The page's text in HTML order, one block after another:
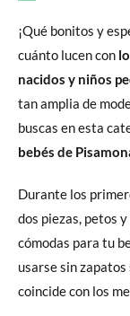
¡Qué bonitos y
cuánto lucen con
nacidos y niños
tan amplia de
buscas en esta
bebés de
Durante los
dos piezas, petos
cómodas para tu
usarse sin
coincide con los